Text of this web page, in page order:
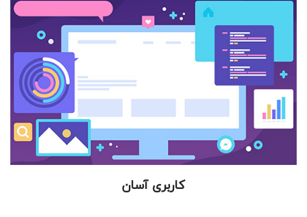
کاربری آسان
کاربری آسان
رابط کاربری یکی از مهمترین بخش های هر نرم افزار می باشد که
باید تمامی عملیات پیچیده که در پس زمینه انجام می شود
توسط یک رابط کاربری ساده و آسان صورت بگیرد. این اصل در
طراحی نرم افزار حسابداری لوازم التحریر رعایت شده است.